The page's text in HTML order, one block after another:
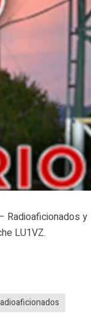
Radioaficionados y
LU1VZ.